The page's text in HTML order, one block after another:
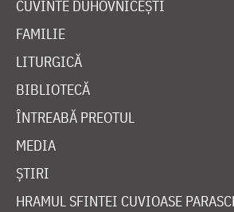
CUVINTE DUHOVNICEȘTI
FAMILIE
LITURGICĂ
BIBLIOTECĂ
ÎNTREABĂ PREOTUL
MEDIA
ȘTIRI
HRAMUL SFINTEI CUVIOASE